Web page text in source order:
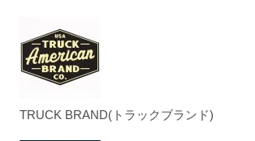
TRUCK BRAND(トラックブランド)